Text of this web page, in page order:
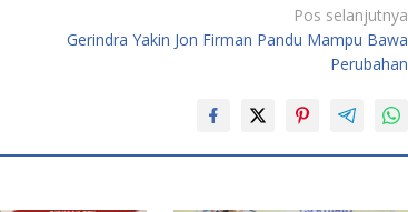
Pos selanjutnya
Gerindra Yakin Jon Firman Pandu Mampu Bawa
Perubahan
Diskusi Komunitas
Redupnya Tren